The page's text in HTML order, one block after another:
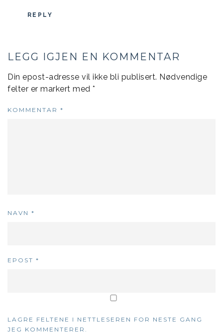
REPLY
LEGG IGJEN EN KOMMENTAR
Din epost-adresse vil ikke bli publisert. Nødvendige
felter er markert med *
KOMMENTAR *
NAVN *
EPOST *
LAGRE FELTENE I NETTLESEREN FOR NESTE GANG
JEG KOMMENTERER.